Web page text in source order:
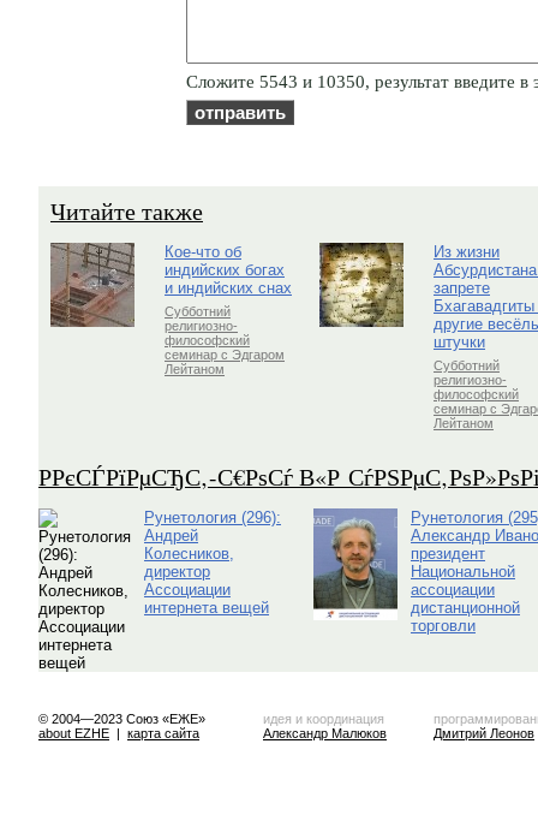
Cлoжитe 5543 и 10350, результат введите в
Читайте также
Кое-что об
индийских богах
и индийских снах
Субботний
религиозно-
философский
семинар с Эдгаром
Лейтаном
Из жизни
запрете
Бхагавадгиты
другие
штучки
Субботний
религиозно-
философский
семинар с
Лейтаном
Р­РєСЃРїРµСЂС‚-С€РѕСѓ В«Р
Рунетология (296):
Андрей
Колесников,
директор
Ассоциации
интернета вещей
Рунетология
Александр
президент
Национальной
ассоциации
дистанционной
торговли
© 2004—2023 Союз «ЕЖЕ»
about EZHE | карта сайта
идея и координация
Александр Малюков
Дмитрий Леонов